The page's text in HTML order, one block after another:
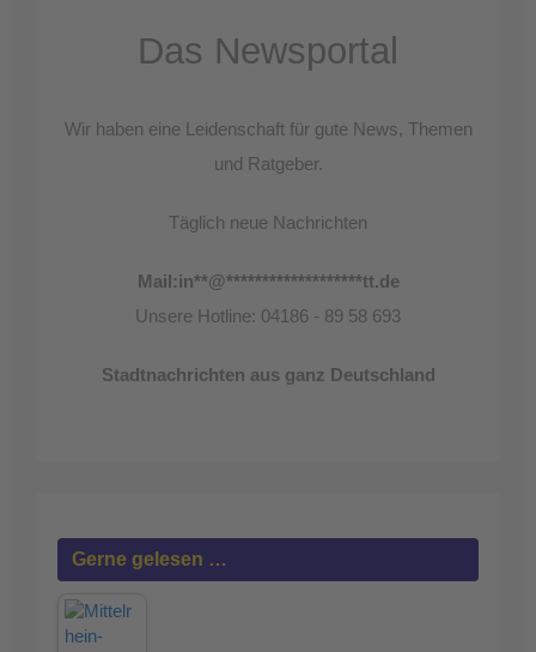
Das Newsportal
Wir haben eine Leidenschaft für gute News, Themen
und Ratgeber.
Täglich neue Nachrichten
Mail:in**@*******************tt.de
Unsere Hotline: 04186 - 89 58 693
Stadtnachrichten aus ganz Deutschland
Gerne gelesen …